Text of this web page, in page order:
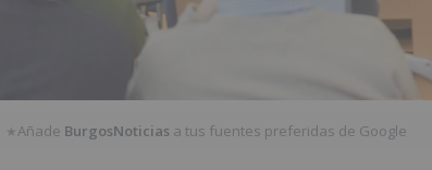
★Añade BurgosNoticias a tus fuentes preferidas de Google